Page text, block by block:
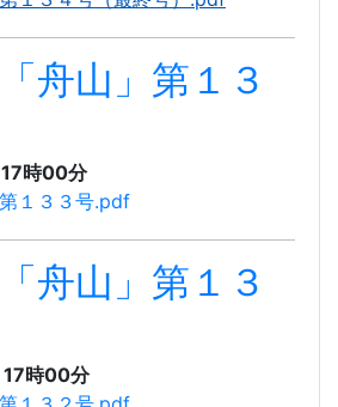
舟山」第１３
時00分
１３３号.pdf
舟山」第１３
時00分